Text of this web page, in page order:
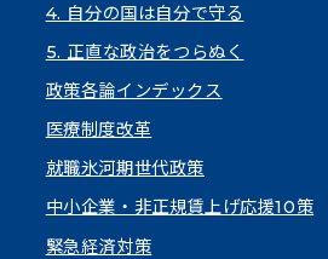
4. 自分の国は自分で守る
5. 正直な政治をつらぬく
政策各論インデックス
医療制度改革
就職氷河期世代政策
中小企業・非正規賃上げ応援10策
緊急経済対策